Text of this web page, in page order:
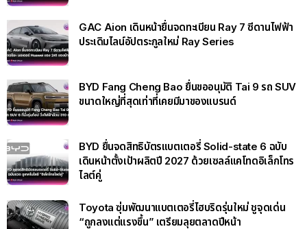
GAC Aion เดินหน้ายื่นจดทะเบียน Ray 7 ซีดานไฟฟ้า
ประเดิมไลน์อัปตระกูลใหม่ Ray Series
BYD Fang Cheng Bao ยื่นขออนุมัติ Tai 9 รถ SUV
ขนาดใหญ่ที่สุดเท่าที่เคยมีมาของแบรนด์
BYD ยื่นจดสิทธิบัตรแบตเตอรี่ Solid-state 6 ฉบับ
เดินหน้าตั้งเป้าผลิตปี 2027 ด้วยเซลล์แคโทดอิเล็กโทร
ไลต์คู่
Toyota ซุ่มพัฒนาแบตเตอรี่ไฮบริดรุ่นใหม่ ชูจุดเด่น
“ถูกลงแต่แรงขึ้น” เตรียมลุยตลาดปีหน้า